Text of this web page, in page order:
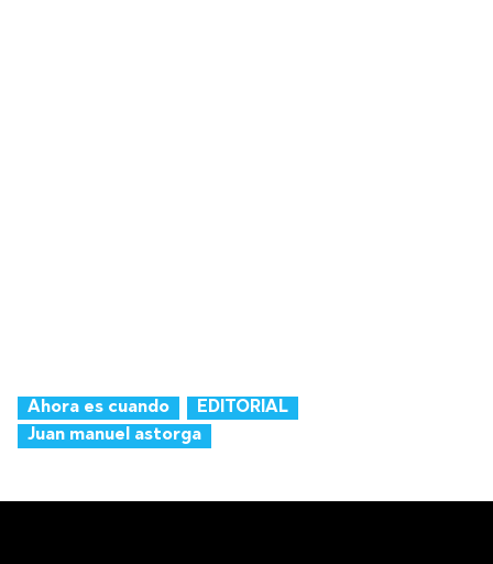
Ahora es cuando
EDITORIAL
Juan manuel astorga